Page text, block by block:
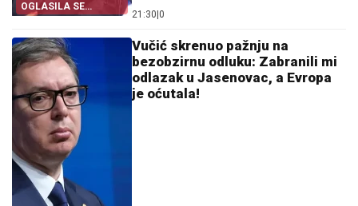
OGLASILA SE
EPARHIJA
21:30 0
Vučić skrenuo pažnju na
bezobzirnu odluku: Zabranili mi
odlazak u Jasenovac, a Evropa
je oćutala!